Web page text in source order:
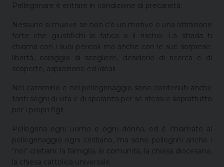
Pellegrinare è entrare in condizione di precarietà.
Nessuno si muove se non c’è un motivo o una attrazione
forte che giustifichi la fatica o il rischio. La strada ti
chiama con i suoi pericoli ma anche con le sue sorprese:
libertà, coraggio di scegliere, desiderio di ricerca e di
scoperte, aspirazione ed ideali.
Nel cammino e nel pellegrinaggio sono contenuti anche
tanti segni di vita e di speranza per sé stessi e soprattutto
per i propri figli.
Pellegrina ogni uomo e ogni donna, ed è chiamato al
pellegrinaggio ogni cristiano, ma sono pellegrini anche i
“noi” cristiani: la famiglia, le comunità, la chiesa diocesana,
la chiesa cattolica universale.